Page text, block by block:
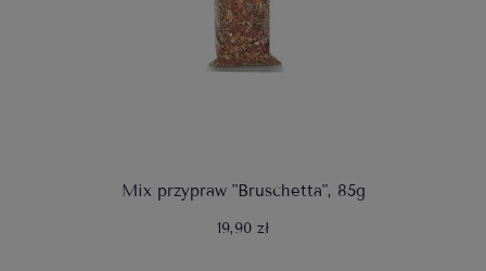
Mix przypraw "Bruschetta", 85g
19,90 zł